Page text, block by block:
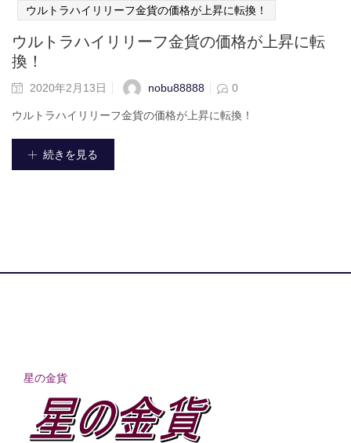
ウルトラハイリリーフ金貨の価格が上昇に転換！
ウルトラハイリリーフ金貨の価格が上昇に転
換！
2020年2月13日 nobu88888 0
ウルトラハイリリーフ金貨の価格が上昇に転換！
続きを見る
星の金貨